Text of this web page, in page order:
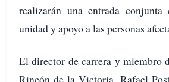
realizarán una entrada
unidad y apoyo a las personas
El director de carrera y miembro
Rincón de la Victoria, Rafael